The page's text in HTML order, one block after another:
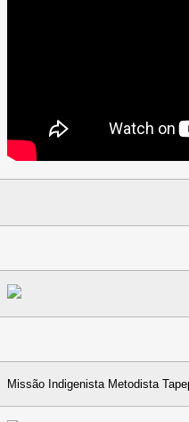
Missão Indigenista Metodista